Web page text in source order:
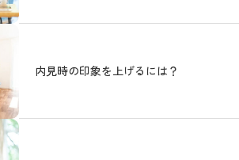
内見時の印象を上げるには？